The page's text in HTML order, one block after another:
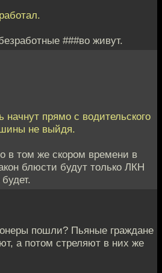
###во живут.
начнут прямо с водительского
не выйдя.
в том же скором времени в
блюсти будут только ЛКН
пошли? Пьяные граждане
а потом стреляют в них же